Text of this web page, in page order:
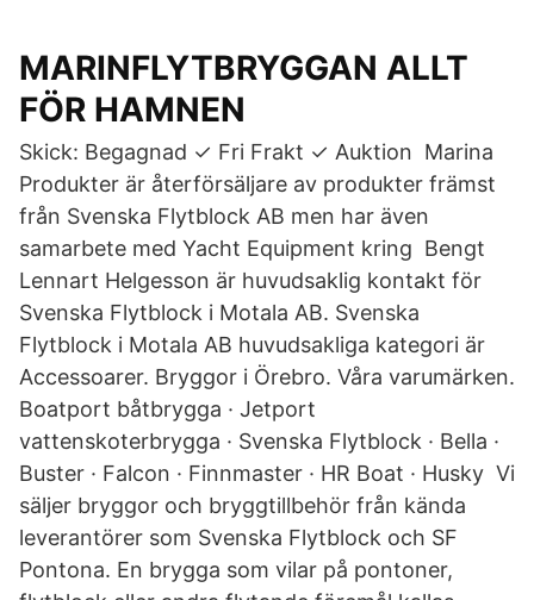
MARINFLYTBRYGGAN ALLT
FÖR HAMNEN
Skick: Begagnad ✓ Fri Frakt ✓ Auktion Marina
Produkter är återförsäljare av produkter främst
från Svenska Flytblock AB men har även
samarbete med Yacht Equipment kring Bengt
Lennart Helgesson är huvudsaklig kontakt för
Svenska Flytblock i Motala AB. Svenska
Flytblock i Motala AB huvudsakliga kategori är
Accessoarer. Bryggor i Örebro. Våra varumärken.
Boatport båtbrygga · Jetport
vattenskoterbrygga · Svenska Flytblock · Bella ·
Buster · Falcon · Finnmaster · HR Boat · Husky Vi
säljer bryggor och bryggtillbehör från kända
leverantörer som Svenska Flytblock och SF
Pontona. En brygga som vilar på pontoner,